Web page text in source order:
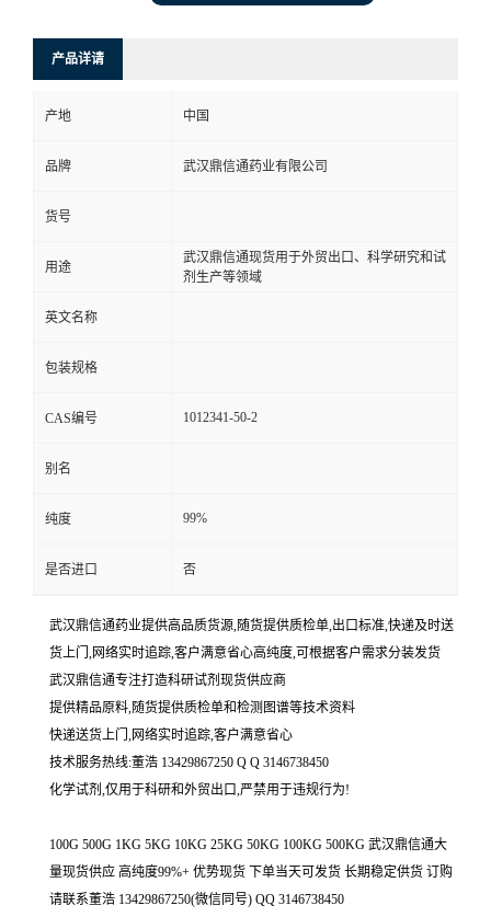
言
产品详请
产地 中国
品牌 武汉鼎信通药业有限公司
货号
用途
武汉鼎信通现货用于外贸出口、科学研究和试
剂生产等领域
英文名称
包装规格
CAS编号 1012341-50-2
别名
纯度 99%
是否进口 否
武汉鼎信通药业提供高品质货源,随货提供质检单,出口标准,快递及时送
货上门,网络实时追踪,客户满意省心高纯度,可根据客户需求分装发货
武汉鼎信通专注打造科研试剂现货供应商
提供精品原料,随货提供质检单和检测图谱等技术资料
快递送货上门,网络实时追踪,客户满意省心
技术服务热线:董浩 13429867250 Q Q 3146738450
化学试剂,仅用于科研和外贸出口,严禁用于违规行为!
100G 500G 1KG 5KG 10KG 25KG 50KG 100KG 500KG 武汉鼎信通大
量现货供应 高纯度99%+ 优势现货 下单当天可发货 长期稳定供货 订购
请联系董浩 13429867250(微信同号) QQ 3146738450